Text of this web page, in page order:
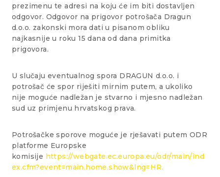
prezimenu te adresi na koju će im biti dostavljen
odgovor. Odgovor na prigovor potrošača Dragun
d.o.o. zakonski mora dati u pisanom obliku
najkasnije u roku 15 dana od dana primitka
prigovora.
U slučaju eventualnog spora DRAGUN d.o.o. i
potrošač će spor riješiti mirnim putem, a ukoliko
nije moguće nadležan je stvarno i mjesno nadležan
sud uz primjenu hrvatskog prava.
Potrošačke sporove moguće je rješavati putem ODR
platforme Europske
komisije https://webgate.ec.europa.eu/odr/main/ind
ex.cfm?event=main.home.show&lng=HR.